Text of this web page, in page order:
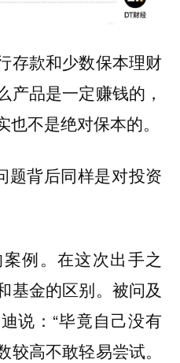
存款和少数保本理财
产品是一定赚钱的，
不是绝对保本的。
题背后同样是对投资
例。在这次出手之
基金的区别。被问及
说：“毕竟自己没有
高不敢轻易尝试。